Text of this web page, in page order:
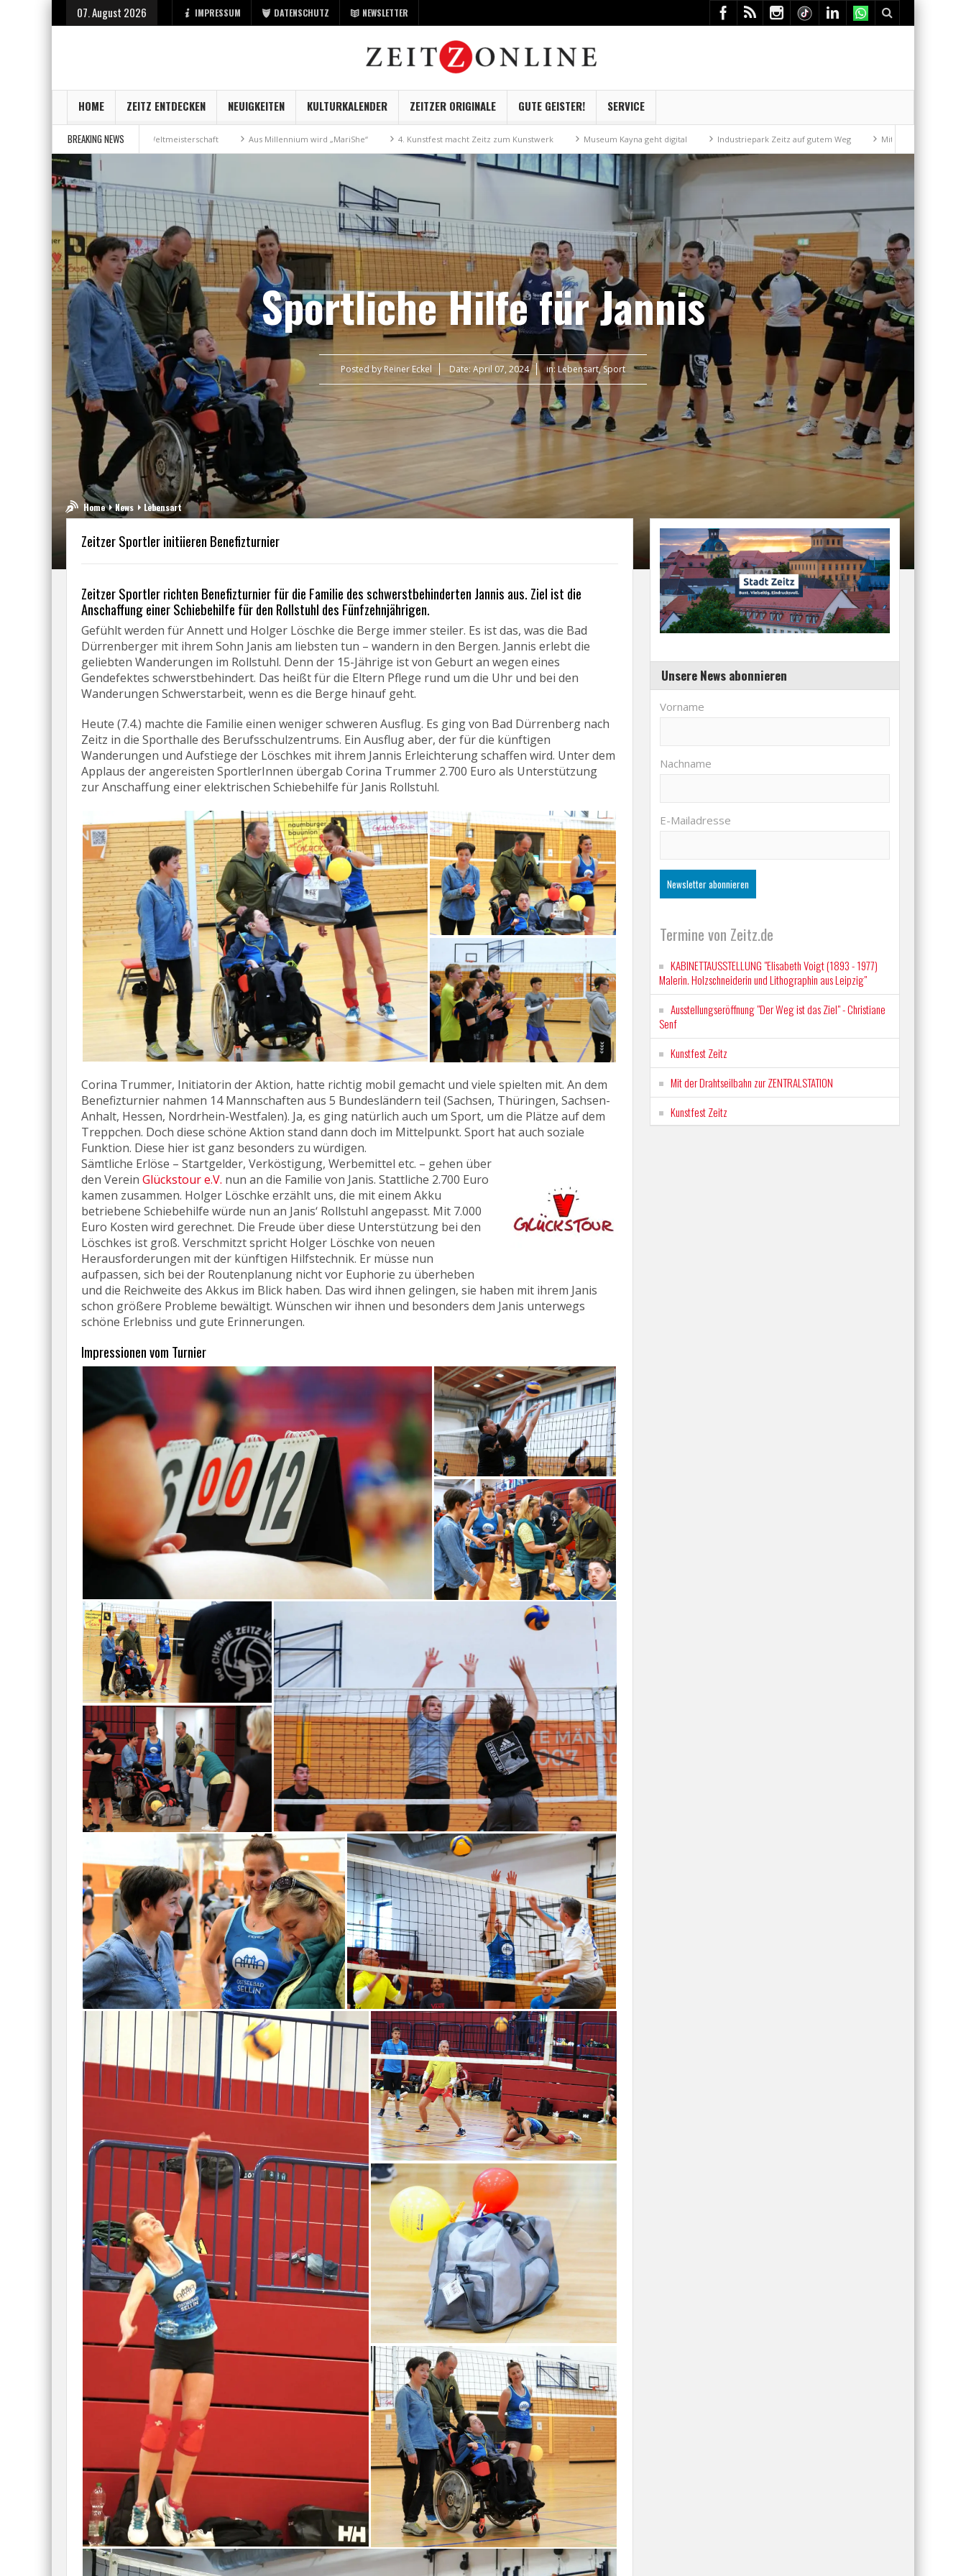
07. August 2026 IMPRESSUM DATENSCHUTZ NEWSLETTER
HOME ZEITZ ENTDECKEN NEUIGKEITEN KULTURKALENDER ZEITZER ORIGINALE GUTE GEISTER! SERVICE
BREAKING NEWS
bei Weltmeisterschaft Aus Millennium wird „MariShe“ 4. Kunstfest macht Zeitz zum Kunstwerk Museum Kayna geht digital Industriepark Zeitz auf gutem Weg Mit der Drahtseilbahn zur ZENTRALSTATION
Sportliche Hilfe für Jannis
Posted byReiner Eckel Date: April 07, 2024 in: Lebensart,Sport
Home News Lebensart
Zeitzer Sportler initiieren Benefizturnier
Zeitzer Sportler richten Benefizturnier für die Familie des schwerstbehinderten Jannis aus. Ziel ist die
Anschaffung einer Schiebehilfe für den Rollstuhl des Fünfzehnjährigen.
Gefühlt werden für Annett und Holger Löschke die Berge immer steiler. Es ist das, was die Bad
Dürrenberger mit ihrem Sohn Janis am liebsten tun – wandern in den Bergen. Jannis erlebt die
geliebten Wanderungen im Rollstuhl. Denn der 15-Jährige ist von Geburt an wegen eines
Gendefektes schwerstbehindert. Das heißt für die Eltern Pflege rund um die Uhr und bei den
Wanderungen Schwerstarbeit, wenn es die Berge hinauf geht.
Heute (7.4.) machte die Familie einen weniger schweren Ausflug. Es ging von Bad Dürrenberg nach
Zeitz in die Sporthalle des Berufsschulzentrums. Ein Ausflug aber, der für die künftigen
Wanderungen und Aufstiege der Löschkes mit ihrem Jannis Erleichterung schaffen wird. Unter dem
Applaus der angereisten SportlerInnen übergab Corina Trummer 2.700 Euro als Unterstützung
zur Anschaffung einer elektrischen Schiebehilfe für Janis Rollstuhl.
Corina Trummer, Initiatorin der Aktion, hatte richtig mobil gemacht und viele spielten mit. An dem
Benefizturnier nahmen 14 Mannschaften aus 5 Bundesländern teil (Sachsen, Thüringen, Sachsen-
Anhalt, Hessen, Nordrhein-Westfalen). Ja, es ging natürlich auch um Sport, um die Plätze auf dem
Treppchen. Doch diese schöne Aktion stand dann doch im Mittelpunkt. Sport hat auch soziale
Funktion. Diese hier ist ganz besonders zu würdigen.
Sämtliche Erlöse – Startgelder, Verköstigung, Werbemittel etc. – gehen über
den Verein Glückstour e.V. nun an die Familie von Janis. Stattliche 2.700 Euro
kamen zusammen. Holger Löschke erzählt uns, die mit einem Akku
betriebene Schiebehilfe würde nun an Janis‘ Rollstuhl angepasst. Mit 7.000
Euro Kosten wird gerechnet. Die Freude über diese Unterstützung bei den
Löschkes ist groß. Verschmitzt spricht Holger Löschke von neuen
Herausforderungen mit der künftigen Hilfstechnik. Er müsse nun
aufpassen, sich bei der Routenplanung nicht vor Euphorie zu überheben
und die Reichweite des Akkus im Blick haben. Das wird ihnen gelingen, sie haben mit ihrem Janis
schon größere Probleme bewältigt. Wünschen wir ihnen und besonders dem Janis unterwegs
schöne Erlebniss und gute Erinnerungen.
Impressionen vom Turnier
Unsere News abonnieren
Vorname
Nachname
E-Mailadresse
Termine von Zeitz.de
KABINETTAUSSTELLUNG "Elisabeth Voigt (1893 - 1977)
Malerin. Holzschneiderin und Lithographin aus Leipzig"
Ausstellungseröffnung "Der Weg ist das Ziel" - Christiane
Senf
Kunstfest Zeitz
Mit der Drahtseilbahn zur ZENTRALSTATION
Kunstfest Zeitz